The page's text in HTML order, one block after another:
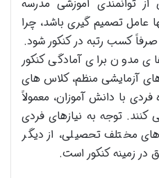
توانمندی آموزشی مدرسه
عامل تصمیم گیری باشد، چرا
کسب رتبه در کنکور شود.
مدون برای آمادگی کنکور
های آزمایشی منظم، کلاس های
با دانش آموزان، معمولاً
کنند. توجه به نیازهای فردی
مختلف تحصیلی، از دیگر
در زمینه کنکور است.